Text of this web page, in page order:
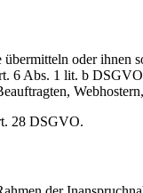
übermitteln oder ihnen
6 Abs. 1 lit. b
28 DSGVO.